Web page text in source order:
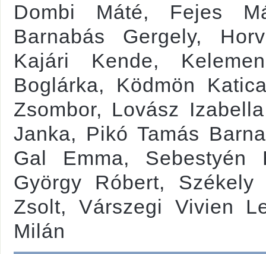
Dombi Máté, Fejes
Barnabás Gergely,
Kajári Kende,
Boglárka, Ködmön
Zsombor, Lovász
Janka, Pikó Tamás
Gal Emma, Sebestyén
György Róbert,
Zsolt, Várszegi Vivien
Milán